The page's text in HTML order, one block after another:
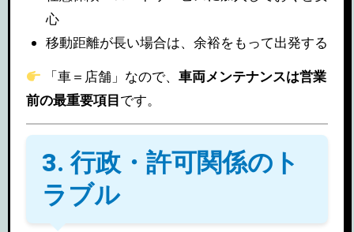
心
移動距離が長い場合は、余裕をもって出発する
「車＝店舗」なので、 車両メンテナンスは営業
前の最重要項目です。
3. 行政・許可関係のト
ラブル